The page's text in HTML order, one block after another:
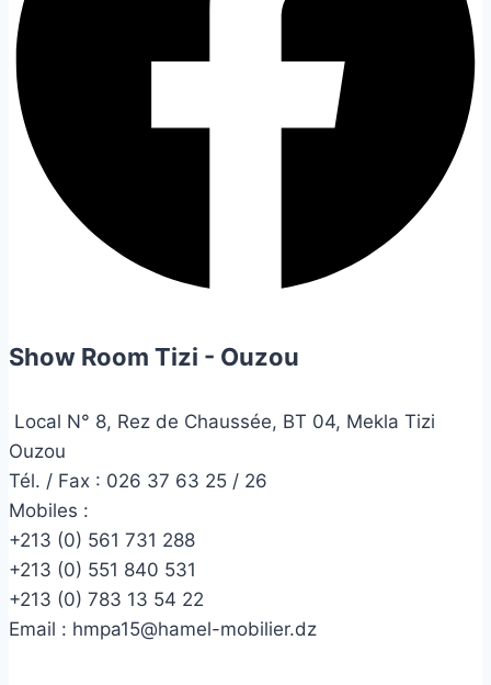
Show Room Tizi - Ouzou
Local N° 8, Rez de Chaussée, BT 04, Mekla Tizi
Ouzou
Tél. / Fax : 026 37 63 25 / 26
Mobiles :
+213 (0) 561 731 288
+213 (0) 551 840 531
+213 (0) 783 13 54 22
Email : hmpa15@hamel-mobilier.dz